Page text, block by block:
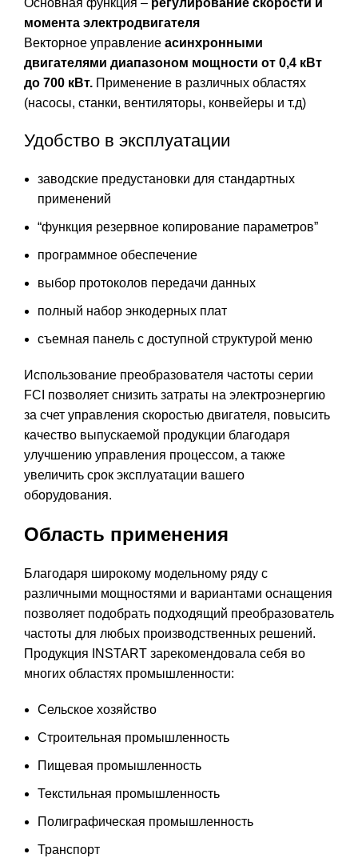
Основная функция – регулирование скорости и
момента электродвигателя
Векторное управление асинхронными
двигателями диапазоном мощности от 0,4 кВт
до 700 кВт. Применение в различных областях
(насосы, станки, вентиляторы, конвейеры и т.д)
Удобство в эксплуатации
заводские предустановки для стандартных
применений
“функция резервное копирование параметров”
программное обеспечение
выбор протоколов передачи данных
полный набор энкодерных плат
съемная панель с доступной структурой меню
Использование преобразователя частоты серии
FCI позволяет снизить затраты на электроэнергию
за счет управления скоростью двигателя, повысить
качество выпускаемой продукции благодаря
улучшению управления процессом, а также
увеличить срок эксплуатации вашего
оборудования.
Область применения
Благодаря широкому модельному ряду с
различными мощностями и вариантами оснащения
позволяет подобрать подходящий преобразователь
частоты для любых производственных решений.
Продукция INSTART зарекомендовала себя во
многих областях промышленности:
Сельское хозяйство
Строительная промышленность
Пищевая промышленность
Текстильная промышленность
Полиграфическая промышленность
Транспорт